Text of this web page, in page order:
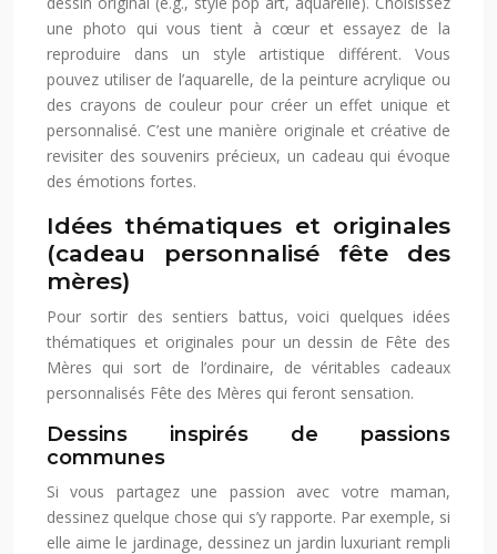
une photo qui vous tient à cœur et essayez de la
reproduire dans un style artistique différent. Vous
pouvez utiliser de l’aquarelle, de la peinture acrylique ou
des crayons de couleur pour créer un effet unique et
personnalisé. C’est une manière originale et créative de
revisiter des souvenirs précieux, un cadeau qui évoque
des émotions fortes.
Idées thématiques et originales
(cadeau personnalisé fête des
mères)
Pour sortir des sentiers battus, voici quelques idées
thématiques et originales pour un dessin de Fête des
Mères qui sort de l’ordinaire, de véritables cadeaux
personnalisés Fête des Mères qui feront sensation.
Dessins inspirés de passions
communes
Si vous partagez une passion avec votre maman,
dessinez quelque chose qui s’y rapporte. Par exemple, si
elle aime le jardinage, dessinez un jardin luxuriant rempli